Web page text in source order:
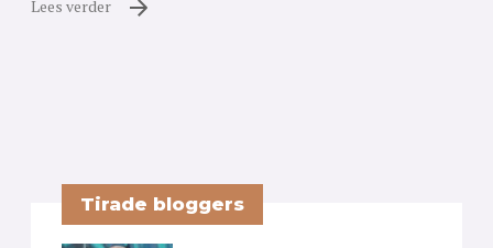
Lees verder
Tirade bloggers